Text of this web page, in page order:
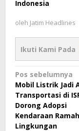
Indonesia
oleh Jatim Headlines
Ikuti Kami Pada
Navigasi
pos
Pos sebelumnya
Mobil Listrik Jadi
Transportasi di
Dorong Adopsi
Kendaraan Ramah
Lingkungan